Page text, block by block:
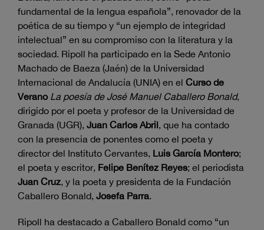
fundamental de la lengua española”, renovador de la
poética de su tiempo y “un ejemplo de integridad
intelectual” en su compromiso con la literatura y la
sociedad. Ripoll ha participado en la Sede Antonio
Machado de Baeza (Jaén) de la Universidad
Internacional de Andalucía (UNIA) en el Curso de
Verano La poesía de José Manuel Caballero Bonald,
dirigido por el poeta y profesor de la Universidad de
Granada (UGR), Juan Carlos Abril, que ha contado
con la presencia de ponentes como el poeta y
director del Instituto Cervantes, Luis García Montero;
el poeta y escritor, Felipe Benítez Reyes; el periodista
Juan Cruz, y la poeta y presidenta de la Fundación
Caballero Bonald, Josefa Parra.
Ripoll ha destacado a Caballero Bonald como “un